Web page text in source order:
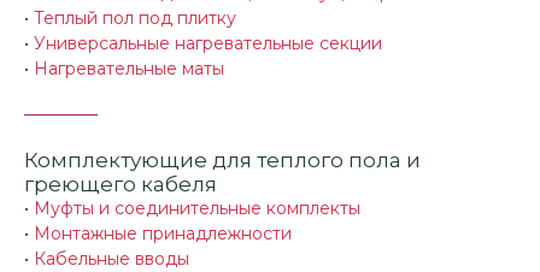
• Теплый пол под плитку
• Универсальные нагревательные секции
• Нагревательные маты
Комплектующие для теплого пола и
греющего кабеля
• Муфты и соединительные комплекты
• Монтажные принадлежности
• Кабельные вводы